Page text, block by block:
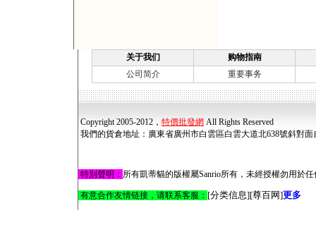
关于我们
购物指南
公司简介
重要事务
Copyright 2005-2012， 特價批發網 All Rights Reserved
我們的貨倉地址 ： 廣東省廣州市白雲區白雲大道北638號斜對面
特別聲明 ： 所有凱蒂貓的版權屬Sanrio所有，未經授權勿用於
有意合作友情链接，请联系客服： [分类信息][尊百网]更多